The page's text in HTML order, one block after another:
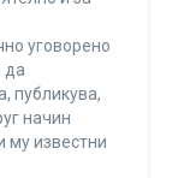
уговорено
да
публикува,
начин
му известни